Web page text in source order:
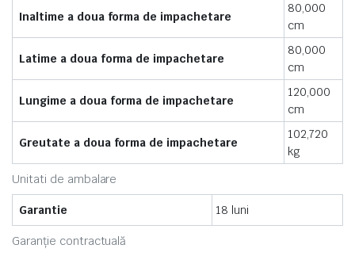
Unitati de ambalare
Inaltime a doua forma de impachetare
80,000
cm
Latime a doua forma de impachetare
80,000
cm
Lungime a doua forma de impachetare
120,000
cm
Greutate a doua forma de impachetare
102,720
kg
Garanție contractuală
Garantie 18 luni